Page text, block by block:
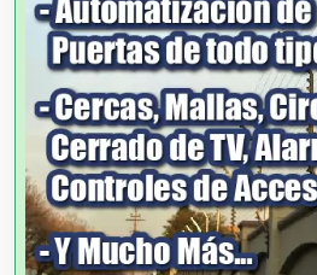
Agencias de Colocación
Agencias de Modelos
Agencias de Publicidad